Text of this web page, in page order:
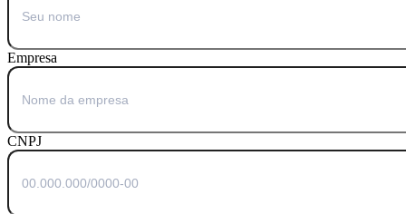
Empresa
CNPJ